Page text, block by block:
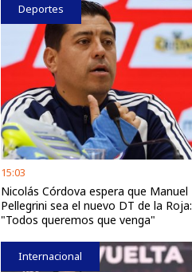
Deportes
15:03
Nicolás Córdova espera que Manuel
Pellegrini sea el nuevo DT de la Roja:
"Todos queremos que venga"
Internacional